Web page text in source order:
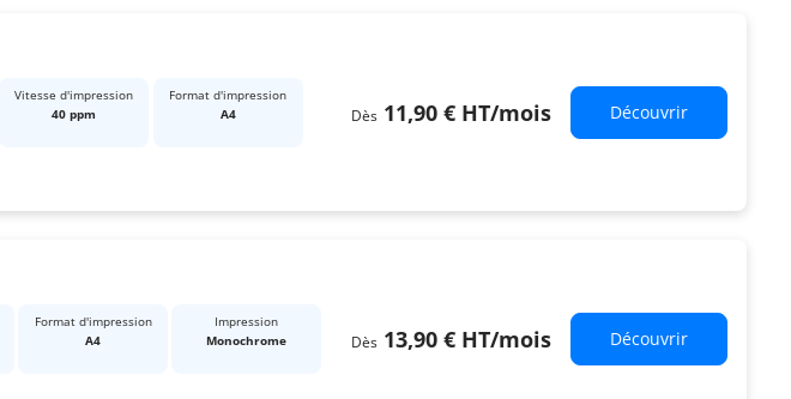
Vitesse d'impression
40 ppm
Format d'impression
A4
Dès 11,90 € HT/mois Découvrir
Format d'impression
A4
Impression
Monochrome
Dès 13,90 € HT/mois Découvrir